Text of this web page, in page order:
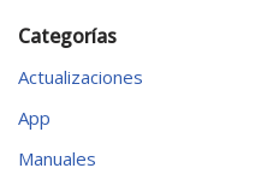
Categorías
Actualizaciones
App
Manuales